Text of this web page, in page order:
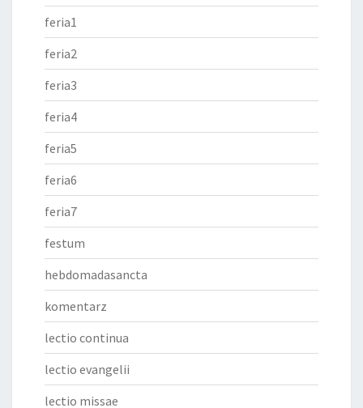
feria1
feria2
feria3
feria4
feria5
feria6
feria7
festum
hebdomadasancta
komentarz
lectio continua
lectio evangelii
lectio missae